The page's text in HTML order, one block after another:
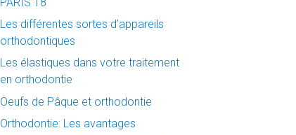
Les différentes sortes d’appareils
orthodontiques
Les élastiques dans votre traitement
en orthodontie
Oeufs de Pâque et orthodontie
Orthodontie: Les avantages